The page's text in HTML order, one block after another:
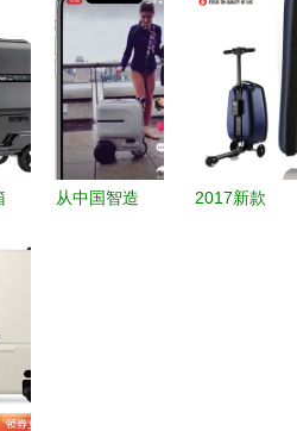
S600L与巴
博斯双雄，
重塑智能舒
适新境界
领智慧出行
的革新装备
从中国智造
2017新款